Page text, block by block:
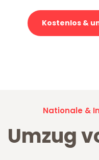
Kostenlos &
Nationale &
Umzug